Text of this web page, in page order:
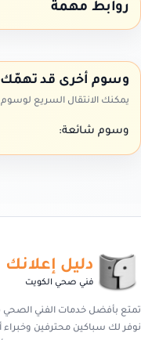
روابط مهمة
وسوم أخرى قد تهمّك
يمكنك الانتقال السريع
وسوم شائعة:
دليل إعلانك
فني صحي الكويت
تمتع بأفضل خدمات الفني الصحي
نوفر لك سباكين محترفين وخبراء